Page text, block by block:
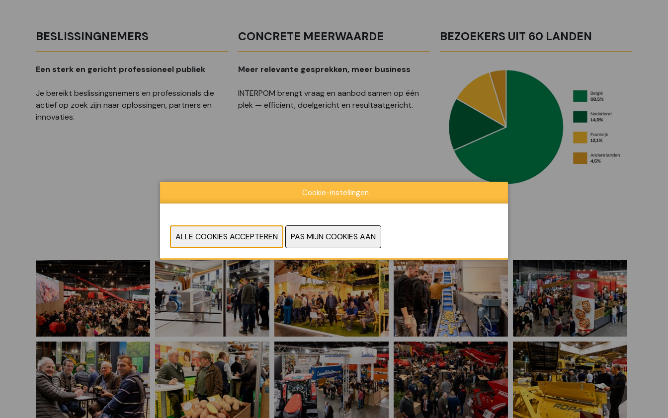
BESLISSINGNEMERS
Een sterk en gericht professioneel publiek
Je bereikt beslissingsnemers en professionals die
actief op zoek zijn naar oplossingen, partners en
innovaties.
CONCRETE MEERWAARDE
Meer relevante gesprekken, meer business
INTERPOM brengt vraag en aanbod samen op één
plek — efficiënt, doelgericht en resultaatgericht.
BEZOEKERS UIT 60 LANDEN
RESERVEER JE STAND
Cookie-instellingen